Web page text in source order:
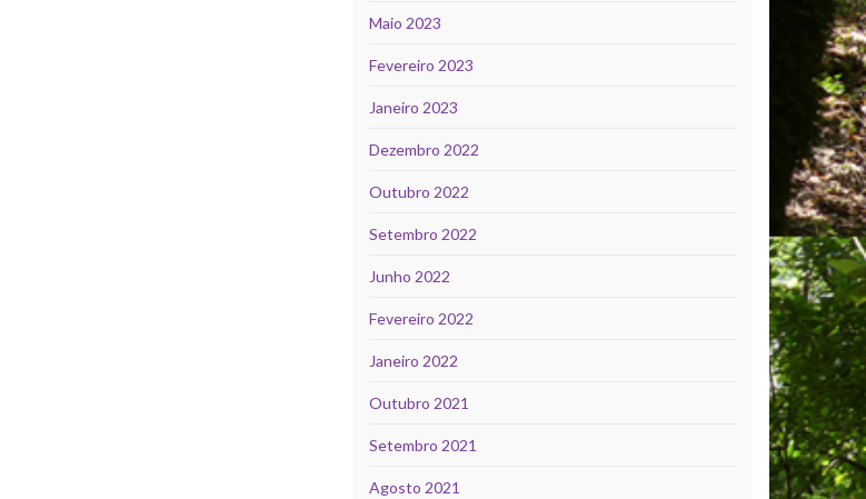
Maio 2023
Fevereiro 2023
Janeiro 2023
Dezembro 2022
Outubro 2022
Setembro 2022
Junho 2022
Fevereiro 2022
Janeiro 2022
Outubro 2021
Setembro 2021
Agosto 2021